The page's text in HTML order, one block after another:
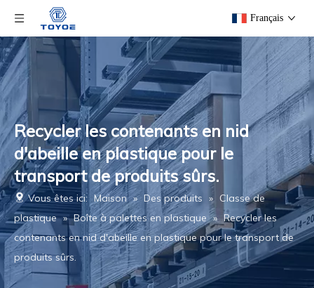
Français
Recycler les contenants en nid
d'abeille en plastique pour le
transport de produits sûrs.
Vous êtes ici: Maison » Des produits » Classe de
plastique » Boîte à palettes en plastique » Recycler les
contenants en nid d'abeille en plastique pour le transport de
produits sûrs.